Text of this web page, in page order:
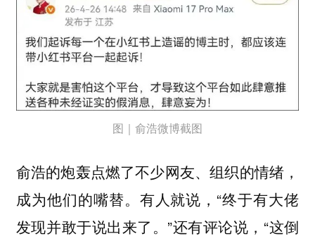
图｜俞浩微博截图
俞浩的炮轰点燃了不少网友、组织的情绪，
成为他们的嘴替。有人就说，“终于有大佬
发现并敢于说出来了。”还有评论说，“这倒